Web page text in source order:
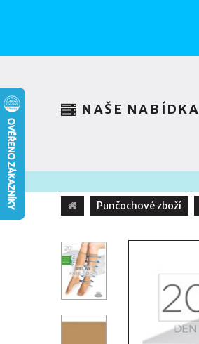
NAŠE NABÍDKA
Punčochové zboží